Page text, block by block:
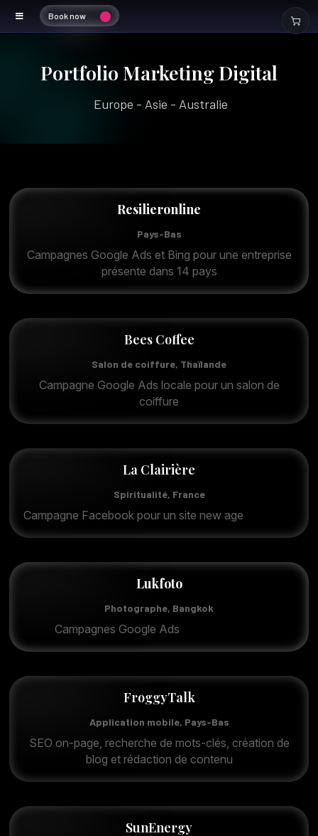
Book now
Portfolio Marketing Digital
Europe - Asie - Australie
Resilieronline
Pays-Bas
Campagnes Google Ads et Bing pour une entreprise
présente dans 14 pays
Bees Coffee
Salon de coiffure, Thaïlande
Campagne Google Ads locale pour un salon de
coiffure
La Clairière
Spiritualité, France
Campagne Facebook pour un site new age
Lukfoto
Photographe, Bangkok
Campagnes Google Ads
FroggyTalk
Application mobile, Pays-Bas
SEO on-page, recherche de mots-clés, création de
blog et rédaction de contenu
SunEnergy